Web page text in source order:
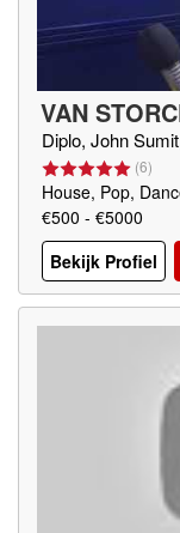
VAN
Diplo, John
(6)
House, Pop,
€500 - €5000
Bekijk Profiel